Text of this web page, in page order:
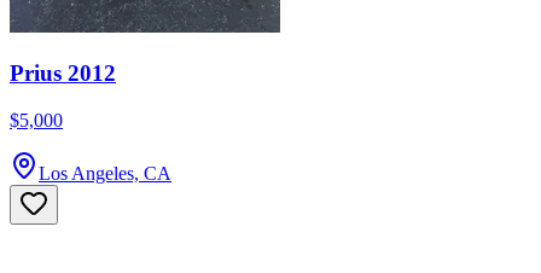
Prius 2012
$5,000
Los Angeles, CA